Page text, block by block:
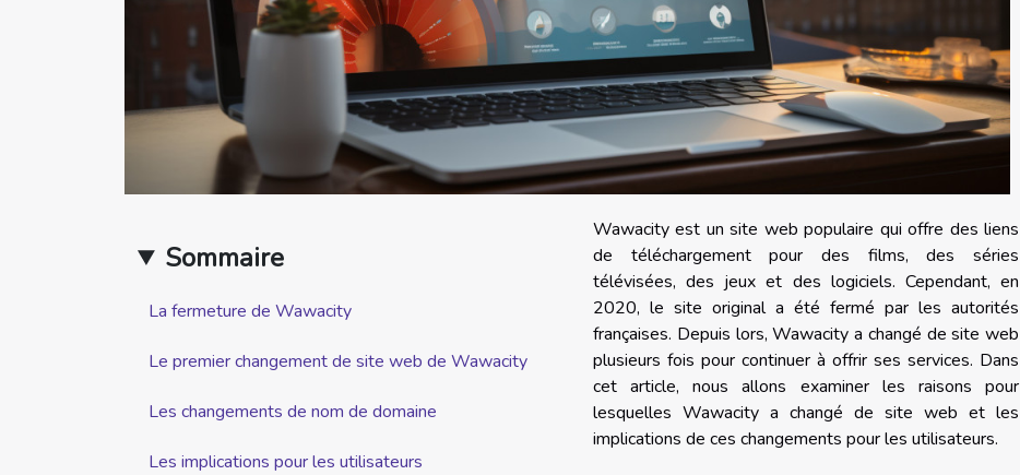
Sommaire
La fermeture de Wawacity
Le premier changement de site web de Wawacity
Les changements de nom de domaine
Les implications pour les utilisateurs
Wawacity est un site web populaire qui offre des liens
de téléchargement pour des films, des séries
télévisées, des jeux et des logiciels. Cependant, en
2020, le site original a été fermé par les autorités
françaises. Depuis lors, Wawacity a changé de site web
plusieurs fois pour continuer à offrir ses services. Dans
cet article, nous allons examiner les raisons pour
lesquelles Wawacity a changé de site web et les
implications de ces changements pour les utilisateurs.